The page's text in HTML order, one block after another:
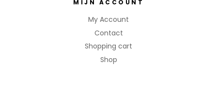
MIJN ACCOUNT
My Account
Contact
Shopping cart
Shop